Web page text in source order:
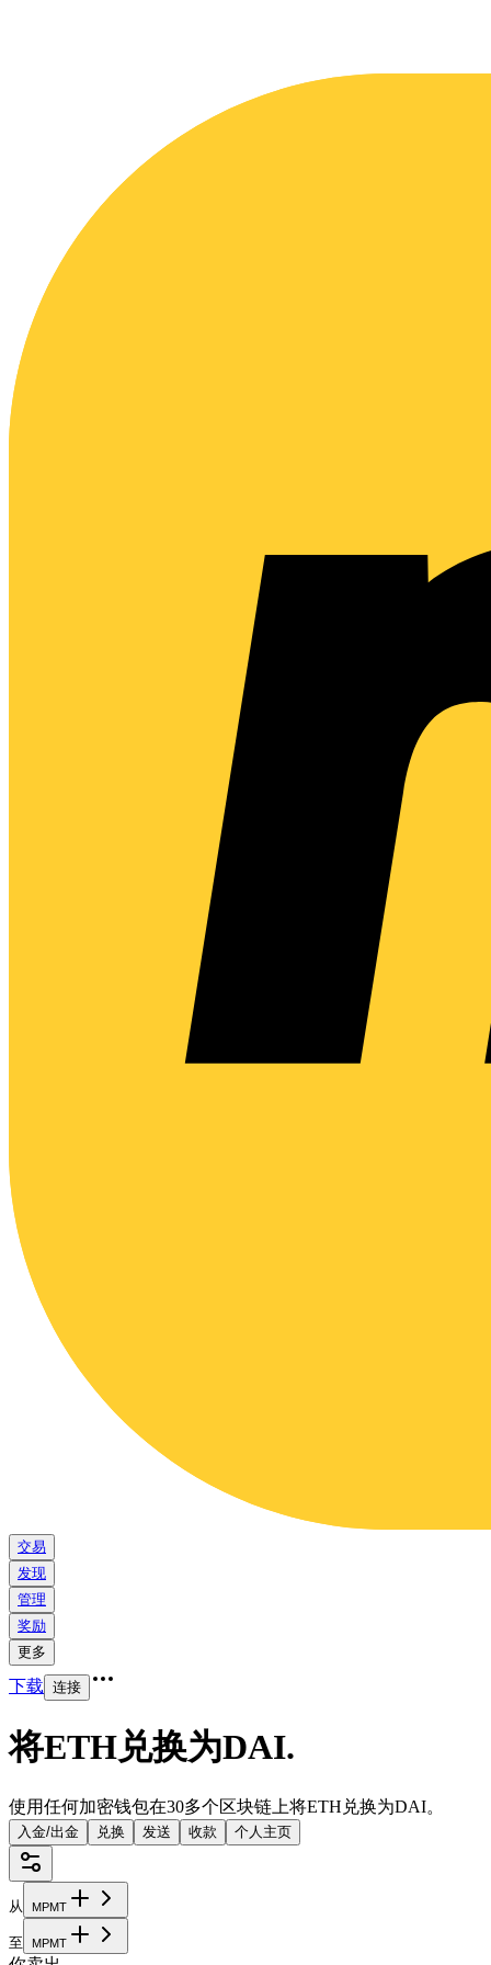
交易
发现
管理
奖励
更多
下载 连接
将ETH兑换为DAI.
使用任何加密钱包在30多个区块链上将ETH兑换为DAI。
入金/出金 兑换 发送 收款 个人主页
从 MPMT
至 MPMT